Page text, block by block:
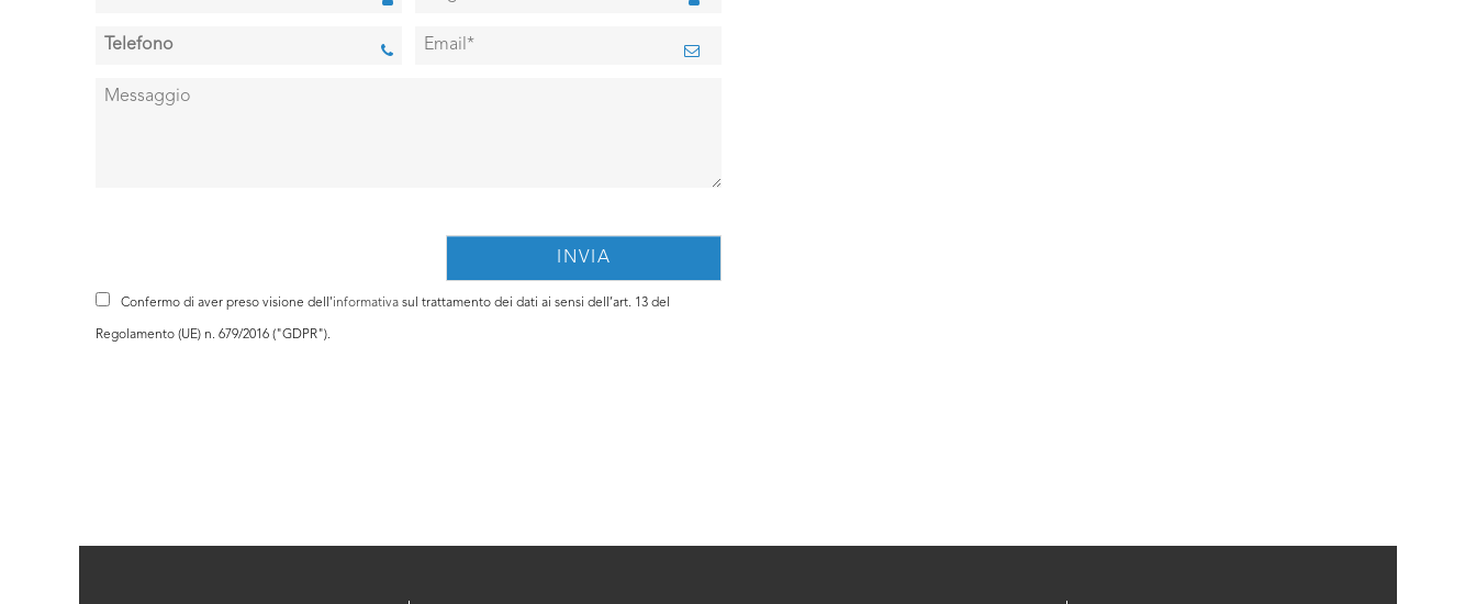
Confermo di aver preso visione dell'informativa sul trattamento dei dati ai sensi dell’art. 13 del
Regolamento (UE) n. 679/2016 ("GDPR").